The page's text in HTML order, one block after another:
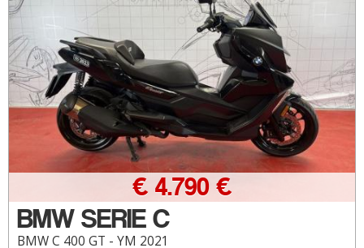
BMW SERIE C
BMW C 400 GT - YM 2021
€ 4.790 €